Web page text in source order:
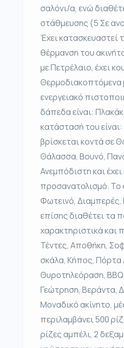
σαλόνι/α, ενώ
στάθμευσης (5 Σε
Έχει κατασκευαστεί
θέρμανση του
με Πετρέλαιο, έχει
Θερμοδιακοπτόμενα
ενεργειακό
δάπεδα είναι:
κατάστασή του
βρίσκεται κοντά σε
Θάλασσα, Βουνό,
Ανεμπόδιστη και
προσανατολισμό. Το
Φωτεινό, Διαμπερές,
επίσης διαθέτει τα
χαρακτηριστικά και
Τέντες, Αποθήκη,
σκάλα, Κήπος, Πόρτα
Θυροτηλεόραση,
Γεώτρηση, Βεράντα,
Μοναδικό ακίνητο,
περιλαμβάνει 500
ρίζες αμπέλι, 2